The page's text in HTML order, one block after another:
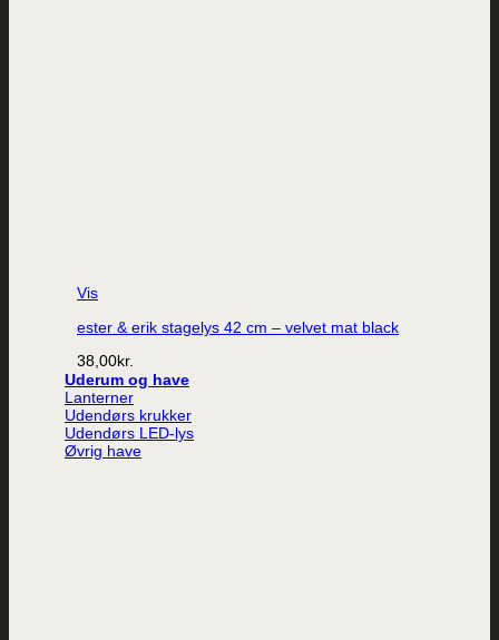
Vis
ester & erik stagelys 42 cm – velvet mat black
38,00kr.
Uderum og have
Lanterner
Udendørs krukker
Udendørs LED-lys
Øvrig have